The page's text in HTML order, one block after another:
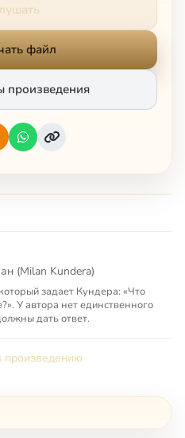
файл
произведения
(Milan Kundera)
задает Кундера: «Что
У автора нет единственного
дать ответ.
произведению